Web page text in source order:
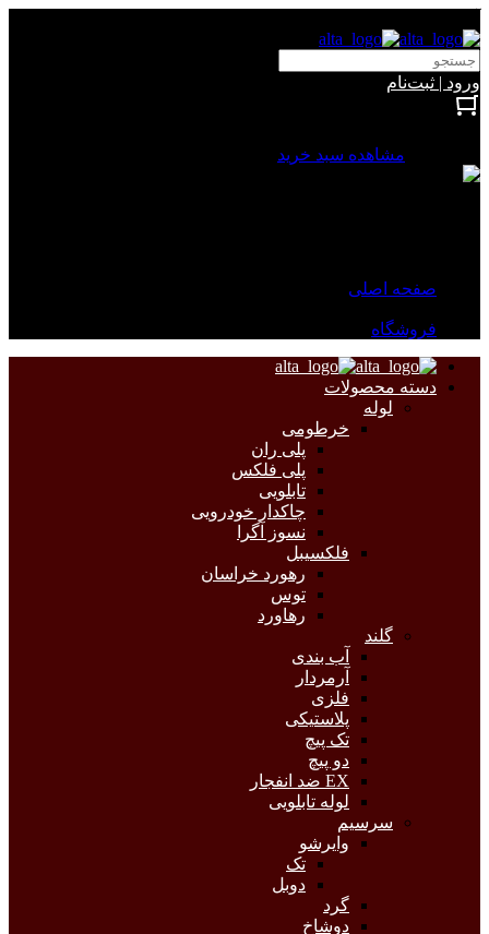
ورود | ثبت‌نام
مشاهده سبد خرید
صفحه اصلی
فروشگاه
دسته محصولات
لوله
خرطومی
پلی ران
پلی فلکس
تابلویی
چاکدار خودرویی
نسوز آگرا
فلکسیبل
رهورد خراسان
توس
رهاورد
گلند
آب بندی
آرمردار
فلزی
پلاستیکی
تک پیچ
دو پیچ
EX ضد انفجار
لوله تابلویی
سرسیم
وایرشو
تک
دوبل
گرد
دوشاخ